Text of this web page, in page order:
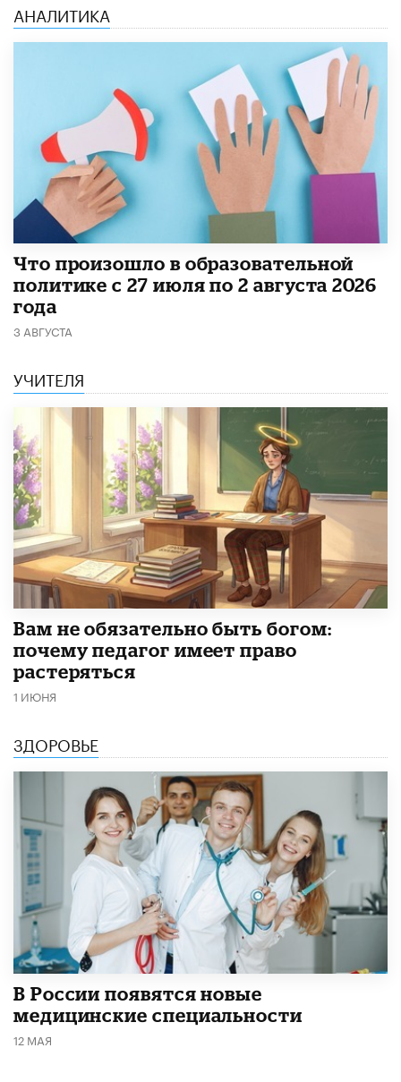
АНАЛИТИКА
​Что произошло в образовательной
политике с 27 июля по 2 августа 2026
года
3 АВГУСТА
УЧИТЕЛЯ
​Вам не обязательно быть богом:
почему педагог имеет право
растеряться
1 ИЮНЯ
ЗДОРОВЬЕ
В России появятся новые
медицинские специальности
12 МАЯ